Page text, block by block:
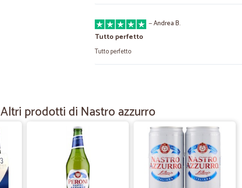
—Andrea B.
Tutto perfetto
Tutto perfetto
Consegna rapidissima senza intoppi
Barbara P.
Servizio efficientissimo e altissima…
Servizio efficientissimo e altissima qualità! Una garanzia!
Altri prodotti di Nastro azzurro